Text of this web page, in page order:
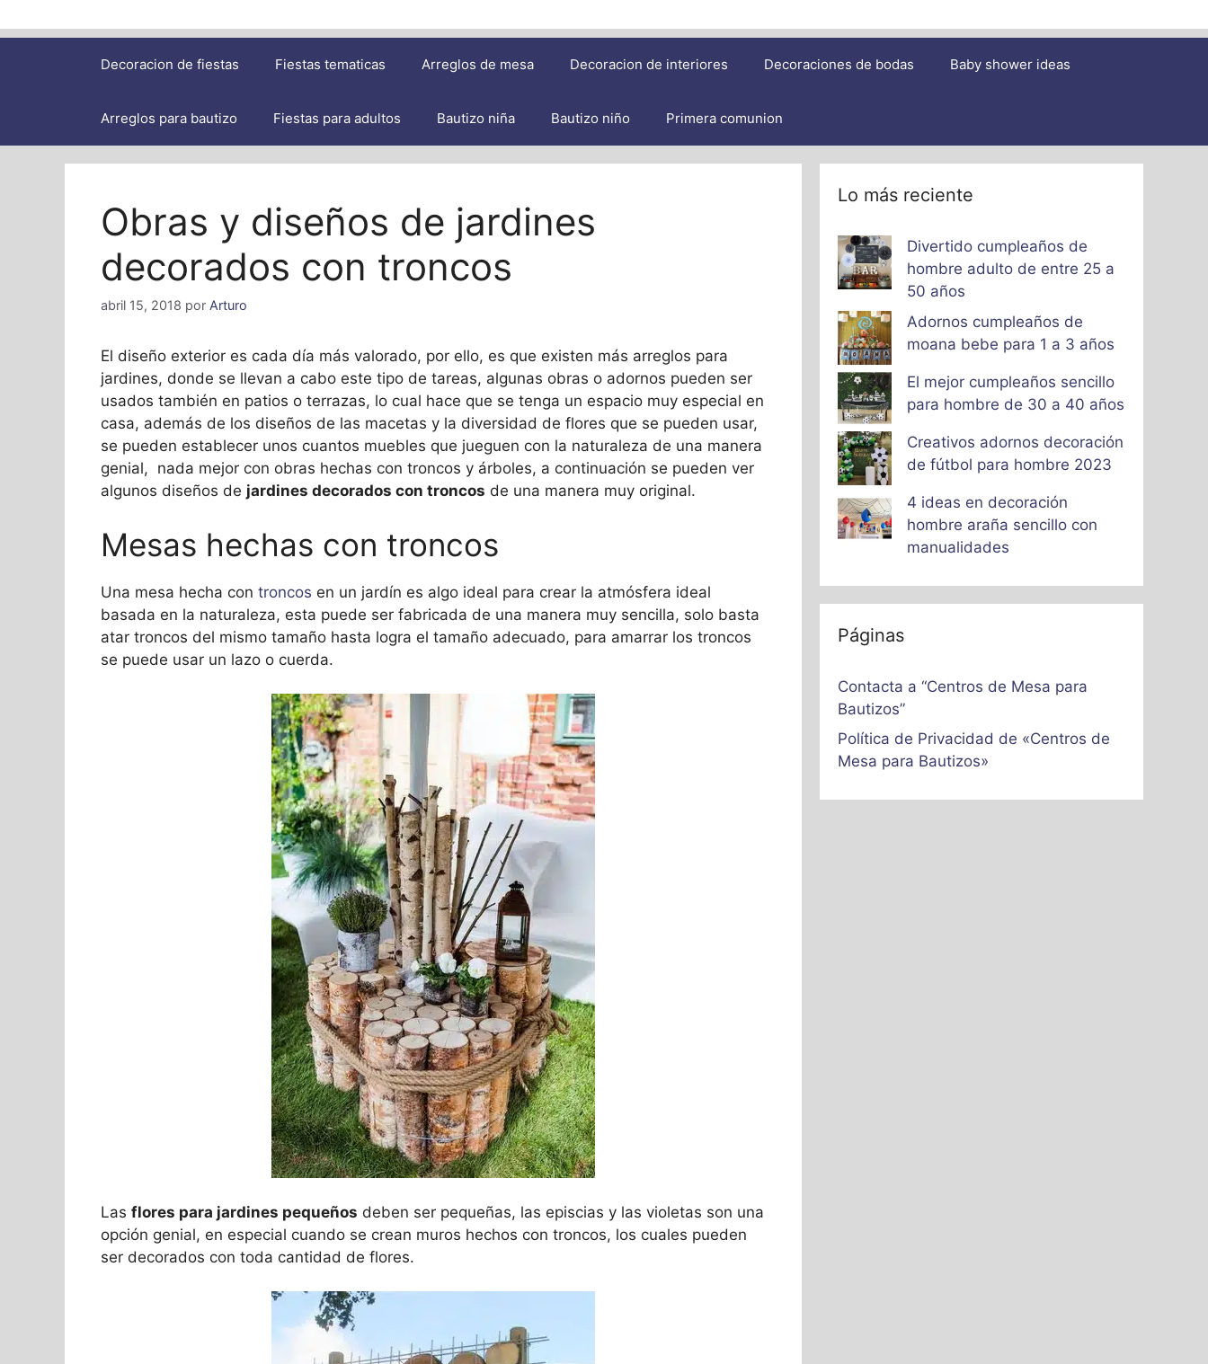
Decoracion de fiestas Fiestas tematicas Arreglos de mesa Decoracion de interiores Decoraciones de bodas Baby shower ideas
Arreglos para bautizo Fiestas para adultos Bautizo niña Bautizo niño Primera comunion
Obras y diseños de jardines
decorados con troncos
abril 15, 2018 por Arturo
El diseño exterior es cada día más valorado, por ello, es que existen más arreglos para
jardines, donde se llevan a cabo este tipo de tareas, algunas obras o adornos pueden ser
usados también en patios o terrazas, lo cual hace que se tenga un espacio muy especial en
casa, además de los diseños de las macetas y la diversidad de flores que se pueden usar,
se pueden establecer unos cuantos muebles que jueguen con la naturaleza de una manera
genial, nada mejor con obras hechas con troncos y árboles, a continuación se pueden ver
algunos diseños de jardines decorados con troncos de una manera muy original.
Mesas hechas con troncos
Una mesa hecha con troncos en un jardín es algo ideal para crear la atmósfera ideal
basada en la naturaleza, esta puede ser fabricada de una manera muy sencilla, solo basta
atar troncos del mismo tamaño hasta logra el tamaño adecuado, para amarrar los troncos
se puede usar un lazo o cuerda.
Las flores para jardines pequeños deben ser pequeñas, las episcias y las violetas son una
opción genial, en especial cuando se crean muros hechos con troncos, los cuales pueden
ser decorados con toda cantidad de flores.
Lo más reciente
Divertido cumpleaños de
hombre adulto de entre 25 a
50 años
Adornos cumpleaños de
moana bebe para 1 a 3 años
El mejor cumpleaños sencillo
para hombre de 30 a 40 años
Creativos adornos decoración
de fútbol para hombre 2023
4 ideas en decoración
hombre araña sencillo con
manualidades
Páginas
Contacta a “Centros de Mesa para
Bautizos”
Política de Privacidad de «Centros de
Mesa para Bautizos»